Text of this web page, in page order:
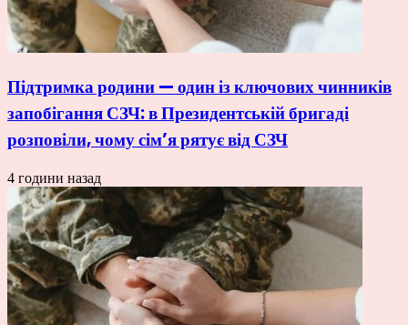
Підтримка родини — один із ключових чинників
запобігання СЗЧ: в Президентській бригаді
розповіли, чому сім’я рятує від СЗЧ
4 години назад